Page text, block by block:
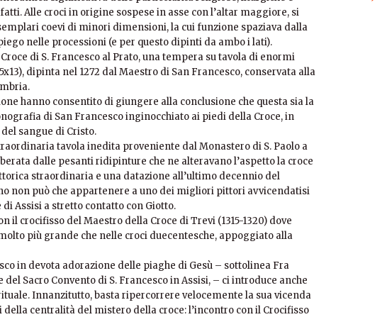
Alle croci in origine sospese in asse con l’altar maggiore, si
coevi di minori dimensioni, la cui funzione spaziava dalla
nelle processioni (e per questo dipinti da ambo i lati).
di S. Francesco al Prato, una tempera su tavola di enormi
dipinta nel 1272 dal Maestro di San Francesco, conservata alla
hanno consentito di giungere alla conclusione che questa sia la
di San Francesco inginocchiato ai piedi della Croce, in
sangue di Cristo.
tavola inedita proveniente dal Monastero di S. Paolo a
dalle pesanti ridipinture che ne alteravano l’aspetto la croce
straordinaria e una datazione all’ultimo decennio del
non può che appartenere a uno dei migliori pittori avvicendatisi
Assisi a stretto contatto con Giotto.
il crocifisso del Maestro della Croce di Trevi (1315-1320) dove
più grande che nelle croci duecentesche, appoggiato alla
in devota adorazione delle piaghe di Gesù – sottolinea Fra
del Sacro Convento di S. Francesco in Assisi, – ci introduce anche
Innanzitutto, basta ripercorrere velocemente la sua vicenda
centralità del mistero della croce: l’incontro con il Crocifisso